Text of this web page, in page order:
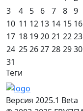
3
4 5 6 7 8 9
10 11 12 13 14 15 16
17 18 1920 21 2223
24 252627 28 2930
31
Теги
Версия 2025.1 Beta